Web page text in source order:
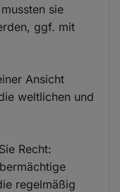
sie
ggf. mit
Ansicht
weltlichen und
Recht:
regelmäßig